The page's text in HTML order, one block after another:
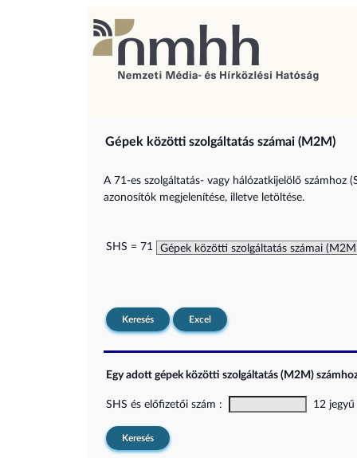
Gépek közötti szolgáltatás számai (M2M)
A 71-es szolgáltatás- vagy hálózatkijelölő számhoz
azonosítók megjelenítése, illetve letöltése.
SHS = 71
Keresés Excel
Egy adott gépek közötti szolgáltatás (M2M)
SHS és előfizetői szám : 12 jegyű
Keresés